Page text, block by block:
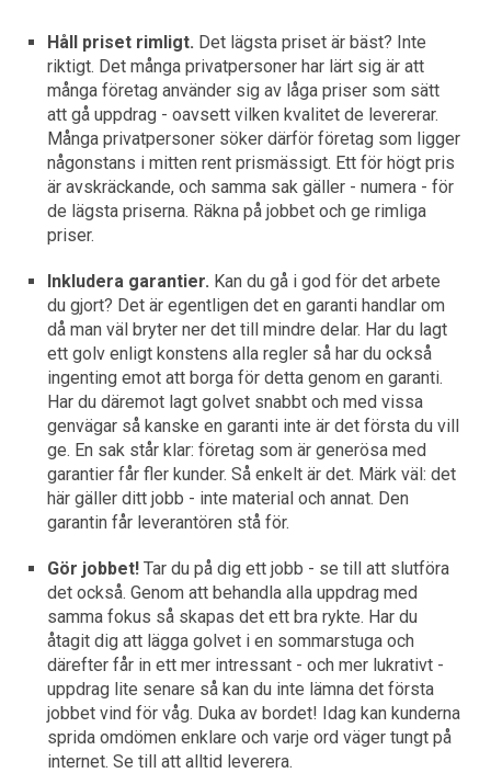
Håll priset rimligt. Det lägsta priset är bäst? Inte
riktigt. Det många privatpersoner har lärt sig är att
många företag använder sig av låga priser som sätt
att gå uppdrag - oavsett vilken kvalitet de levererar.
Många privatpersoner söker därför företag som ligger
någonstans i mitten rent prismässigt. Ett för högt pris
är avskräckande, och samma sak gäller - numera - för
de lägsta priserna. Räkna på jobbet och ge rimliga
priser.
Inkludera garantier. Kan du gå i god för det arbete
du gjort? Det är egentligen det en garanti handlar om
då man väl bryter ner det till mindre delar. Har du lagt
ett golv enligt konstens alla regler så har du också
ingenting emot att borga för detta genom en garanti.
Har du däremot lagt golvet snabbt och med vissa
genvägar så kanske en garanti inte är det första du vill
ge. En sak står klar: företag som är generösa med
garantier får fler kunder. Så enkelt är det. Märk väl: det
här gäller ditt jobb - inte material och annat. Den
garantin får leverantören stå för.
Gör jobbet! Tar du på dig ett jobb - se till att slutföra
det också. Genom att behandla alla uppdrag med
samma fokus så skapas det ett bra rykte. Har du
åtagit dig att lägga golvet i en sommarstuga och
därefter får in ett mer intressant - och mer lukrativt -
uppdrag lite senare så kan du inte lämna det första
jobbet vind för våg. Duka av bordet! Idag kan kunderna
sprida omdömen enklare och varje ord väger tungt på
internet. Se till att alltid leverera.